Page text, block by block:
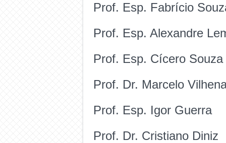
Prof. Esp. Fabrício
Prof. Esp. Alexandre
Prof. Esp. Cícero Souza
Prof. Dr. Marcelo
Prof. Esp. Igor Guerra
Prof. Dr. Cristiano Diniz